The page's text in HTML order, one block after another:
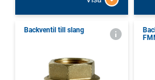
Backventil till slang